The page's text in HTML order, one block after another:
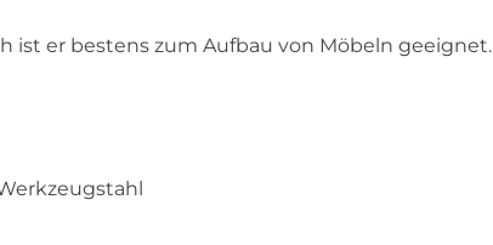
ist er bestens zum Aufbau von Möbeln geeignet.